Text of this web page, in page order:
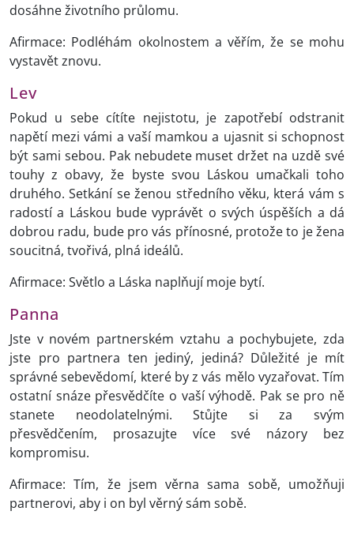
dosáhne životního průlomu.
Afirmace: Podléhám okolnostem a věřím, že se mohu
vystavět znovu.
Lev
Pokud u sebe cítíte nejistotu, je zapotřebí odstranit
napětí mezi vámi a vaší mamkou a ujasnit si schopnost
být sami sebou. Pak nebudete muset držet na uzdě své
touhy z obavy, že byste svou Láskou umačkali toho
druhého. Setkání se ženou středního věku, která vám s
radostí a Láskou bude vyprávět o svých úspěších a dá
dobrou radu, bude pro vás přínosné, protože to je žena
soucitná, tvořivá, plná ideálů.
Afirmace: Světlo a Láska naplňují moje bytí.
Panna
Jste v novém partnerském vztahu a pochybujete, zda
jste pro partnera ten jediný, jediná? Důležité je mít
správné sebevědomí, které by z vás mělo vyzařovat. Tím
ostatní snáze přesvědčíte o vaší výhodě. Pak se pro ně
stanete neodolatelnými. Stůjte si za svým
přesvědčením, prosazujte více své názory bez
kompromisu.
Afirmace: Tím, že jsem věrna sama sobě, umožňuji
partnerovi, aby i on byl věrný sám sobě.